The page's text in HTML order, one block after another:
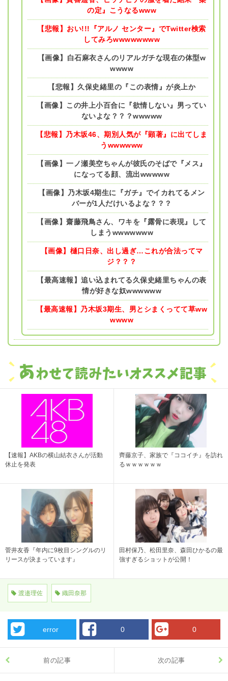
の定』こうなるwww
【悲報】おい!!!『アルノ センター』でTwitter検索
してみろwwwwwwww
【画像】白石麻衣さんのリアルガチな現在の体型w
wwww
【悲報】久保史緒里の『この表情』が炎上か
【画像】この井上小百合に『欲情しない』男ってい
ないよな？？？wwwww
【悲報】乃木坂46、期別人気が『顕著』に出てしま
うwwwwww
【画像】一ノ瀬美空ちゃんが彼氏のそばで『メス』
になってる顔、流出wwwww
【画像】乃木坂4期生に『ガチ』でイカれてるメン
バーが1人だけいるよな？？？
【画像】齋藤飛鳥さん、ワキを『露骨に表現』して
しまうwwwwwww
【画像】樋口日奈、出し過ぎ…これが合法ってマ
ジ？？？
【最高速報】追い込まれてる久保史緒里ちゃんの表
情が好きな奴wwwwww
【最高速報】乃木坂3期生、男とシまくってて草ww
wwww
【速報】AKBの横山結衣さんが活動
休止を発表
齊藤京子、家族で『ココイチ』を訪れ
るｗｗｗｗｗｗ
菅井友香『年内に9枚目シングルのリ
リースが決まっています』
田村保乃、松田里奈、森田ひかるの最
強すぎるショットが公開！
渡邉理佐 織田奈那
error 0 0
前の記事 次の記事